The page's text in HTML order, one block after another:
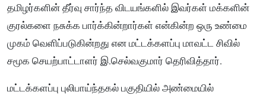
தமிழர்களின் தீர்வு சார்ந்த விடயங்களில் இவர்கள் மக்களின்
குரல்களை நசுக்க பார்க்கின்றார்கள் என்கின்ற ஒரு உண்மை
முகம் வெளிப்படுகின்றது என மட்டக்களப்பு மாவட்ட சிவில்
சமூக செயற்பாட்டாளர் இ.செல்வகுமார் தெரிவித்தார்.
மட்டக்களப்பு புலிபாய்ந்தகல் பகுதியில் அண்மையில்